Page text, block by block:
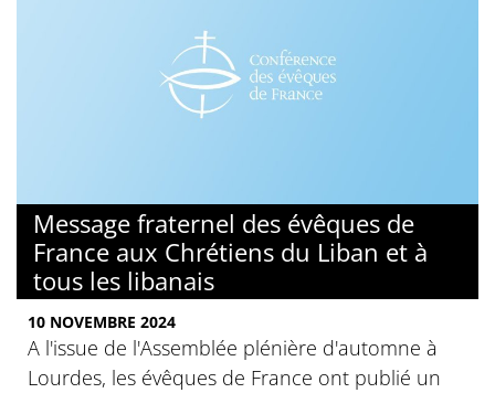
Message fraternel des évêques de
France aux Chrétiens du Liban et à
tous les libanais
10 NOVEMBRE 2024
A l'issue de l'Assemblée plénière d'automne à
Lourdes, les évêques de France ont publié un